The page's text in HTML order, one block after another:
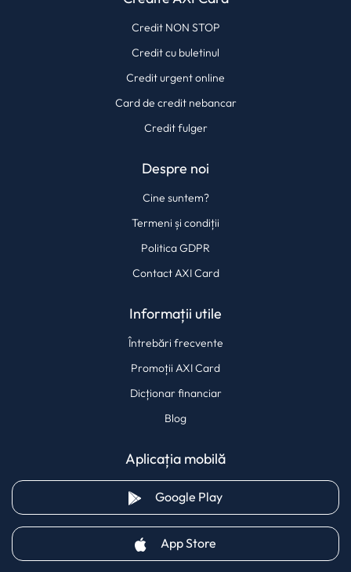
Credit NON STOP
Credit cu buletinul
Credit urgent online
Card de credit nebancar
Credit fulger
Despre noi
Cine suntem?
Termeni și condiții
Politica GDPR
Contact AXI Card
Informații utile
Întrebări frecvente
Promoții AXI Card
Dicționar financiar
Blog
Aplicația mobilă
Google Play(opens in a new tab)
App Store